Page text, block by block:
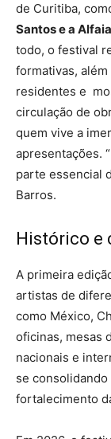
de Curitiba,
Santos e a
todo, o festival
formativas,
residentes e
circulação de
quem vive a
apresentações.
parte essencial
Barros.
Histórico e
A primeira
artistas de
como México,
oficinas, mesas
nacionais e
se
fortalecimento